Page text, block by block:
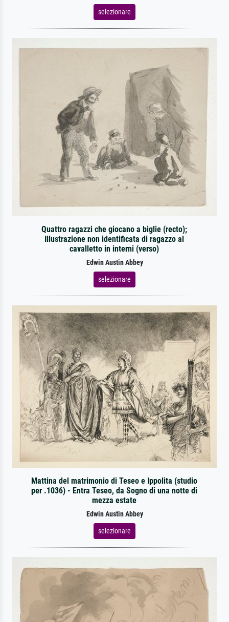
selezionare
Quattro ragazzi che giocano a biglie (recto);
Illustrazione non identificata di ragazzo al
cavalletto in interni (verso)
Edwin Austin Abbey
selezionare
Mattina del matrimonio di Teseo e Ippolita (studio
per .1036) - Entra Teseo, da Sogno di una notte di
mezza estate
Edwin Austin Abbey
selezionare